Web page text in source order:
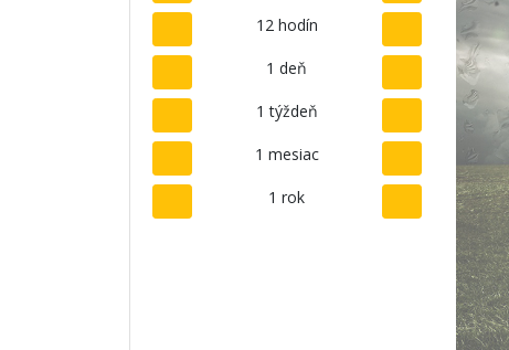
12 hodín
1 deň
1 týždeň
1 mesiac
1 rok